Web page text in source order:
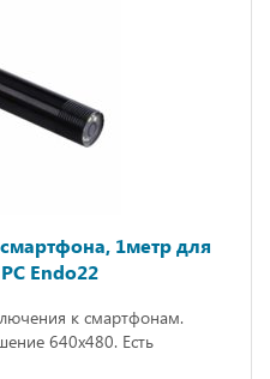
1метр для
Endo22
к смартфонам.
640х480. Есть